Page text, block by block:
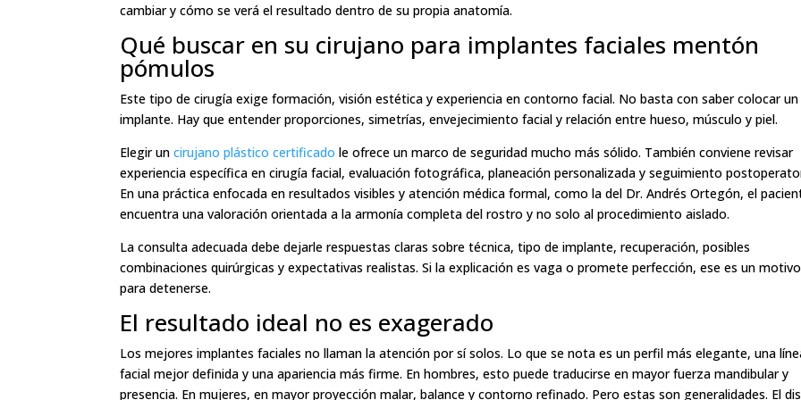
cambiar y cómo se verá el resultado dentro de su propia anatomía.
Qué buscar en su cirujano para implantes faciales mentón
pómulos
Este tipo de cirugía exige formación, visión estética y experiencia en contorno facial. No basta con saber colocar un
implante. Hay que entender proporciones, simetrías, envejecimiento facial y relación entre hueso, músculo y piel.
Elegir uncirujano plástico certificado le ofrece un marco de seguridad mucho más sólido. También conviene revisar
experiencia específica en cirugía facial, evaluación fotográfica, planeación personalizada y seguimiento
En una práctica enfocada en resultados visibles y atención médica formal, como la del Dr. Andrés Ortegón, el
encuentra una valoración orientada a la armonía completa del rostro y no solo al procedimiento aislado.
La consulta adecuada debe dejarle respuestas claras sobre técnica, tipo de implante, recuperación, posibles
combinaciones quirúrgicas y expectativas realistas. Si la explicación es vaga o promete perfección, ese es un motivo
para detenerse.
El resultado ideal no es exagerado
Los mejores implantes faciales no llaman la atención por sí solos. Lo que se nota es un perfil más elegante, una
facial mejor definida y una apariencia más firme. En hombres, esto puede traducirse en mayor fuerza mandibular y
presencia. En mujeres, en mayor proyección malar, balance y contorno refinado. Pero estas son generalidades. El